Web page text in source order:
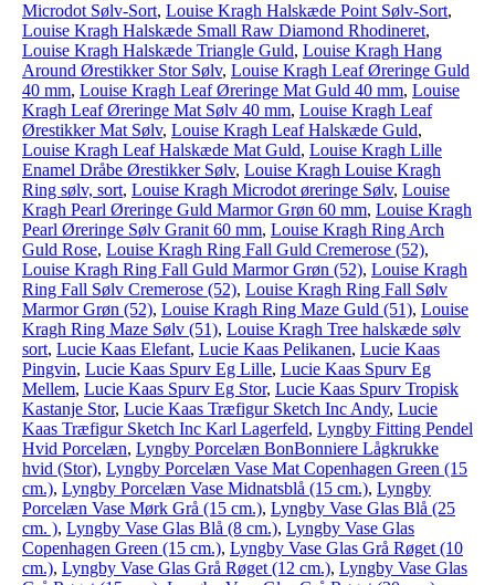
Microdot Sølv-Sort, Louise Kragh Halskæde Point Sølv-Sort,
Louise Kragh Halskæde Small Raw Diamond Rhodineret,
Louise Kragh Halskæde Triangle Guld, Louise Kragh Hang
Around Ørestikker Stor Sølv, Louise Kragh Leaf Øreringe Guld
40 mm, Louise Kragh Leaf Øreringe Mat Guld 40 mm, Louise
Kragh Leaf Øreringe Mat Sølv 40 mm, Louise Kragh Leaf
Ørestikker Mat Sølv, Louise Kragh Leaf Halskæde Guld,
Louise Kragh Leaf Halskæde Mat Guld, Louise Kragh Lille
Enamel Dråbe Ørestikker Sølv, Louise Kragh Louise Kragh
Ring sølv, sort, Louise Kragh Microdot øreringe Sølv, Louise
Kragh Pearl Øreringe Guld Marmor Grøn 60 mm, Louise Kragh
Pearl Øreringe Sølv Granit 60 mm, Louise Kragh Ring Arch
Guld Rose, Louise Kragh Ring Fall Guld Cremerose (52),
Louise Kragh Ring Fall Guld Marmor Grøn (52), Louise Kragh
Ring Fall Sølv Cremerose (52), Louise Kragh Ring Fall Sølv
Marmor Grøn (52), Louise Kragh Ring Maze Guld (51), Louise
Kragh Ring Maze Sølv (51), Louise Kragh Tree halskæde sølv
sort, Lucie Kaas Elefant, Lucie Kaas Pelikanen, Lucie Kaas
Pingvin, Lucie Kaas Spurv Eg Lille, Lucie Kaas Spurv Eg
Mellem, Lucie Kaas Spurv Eg Stor, Lucie Kaas Spurv Tropisk
Kastanje Stor, Lucie Kaas Træfigur Sketch Inc Andy, Lucie
Kaas Træfigur Sketch Inc Karl Lagerfeld, Lyngby Fitting Pendel
Hvid Porcelæn, Lyngby Porcelæn BonBonniere Lågkrukke
hvid (Stor), Lyngby Porcelæn Vase Mat Copenhagen Green (15
cm.), Lyngby Porcelæn Vase Midnatsblå (15 cm.), Lyngby
Porcelæn Vase Mørk Grå (15 cm.), Lyngby Vase Glas Blå (25
cm. ), Lyngby Vase Glas Blå (8 cm.), Lyngby Vase Glas
Copenhagen Green (15 cm.), Lyngby Vase Glas Grå Røget (10
cm.), Lyngby Vase Glas Grå Røget (12 cm.), Lyngby Vase Glas